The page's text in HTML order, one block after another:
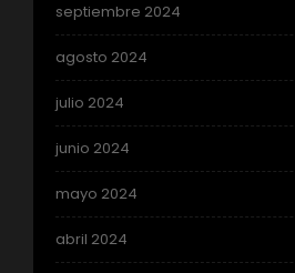
septiembre 2024
agosto 2024
julio 2024
junio 2024
mayo 2024
abril 2024